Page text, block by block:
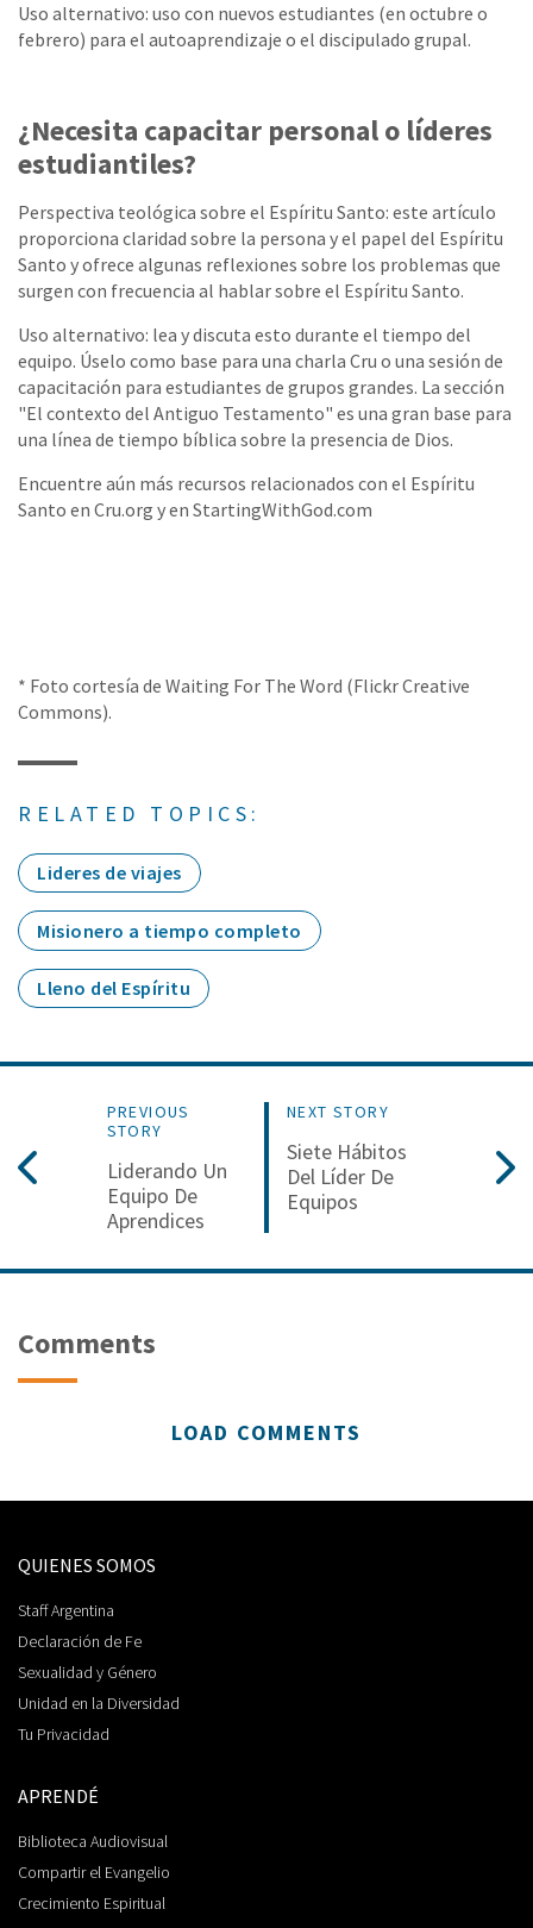
Uso alternativo: uso con nuevos estudiantes (en octubre o
febrero) para el autoaprendizaje o el discipulado grupal.
¿Necesita capacitar personal o líderes
estudiantiles?
Perspectiva teológica sobre el Espíritu Santo: este artículo
proporciona claridad sobre la persona y el papel del Espíritu
Santo y ofrece algunas reflexiones sobre los problemas que
surgen con frecuencia al hablar sobre el Espíritu Santo.
Uso alternativo: lea y discuta esto durante el tiempo del
equipo. Úselo como base para una charla Cru o una sesión de
capacitación para estudiantes de grupos grandes. La sección
"El contexto del Antiguo Testamento" es una gran base para
una línea de tiempo bíblica sobre la presencia de Dios.
Encuentre aún más recursos relacionados con el Espíritu
Santo en Cru.org y en StartingWithGod.com
* Foto cortesía de Waiting For The Word (Flickr Creative
Commons).
RELATED TOPICS:
Lideres de viajes
Misionero a tiempo completo
Lleno del Espíritu
PREVIOUS
STORY
Liderando Un
Equipo De
Aprendices
NEXT STORY
Siete Hábitos
Del Líder De
Equipos
Comments
LOAD COMMENTS
QUIENES SOMOS
Staff Argentina
Declaración de Fe
Sexualidad y Género
Unidad en la Diversidad
Tu Privacidad
APRENDÉ
Biblioteca Audiovisual
Compartir el Evangelio
Crecimiento Espiritual